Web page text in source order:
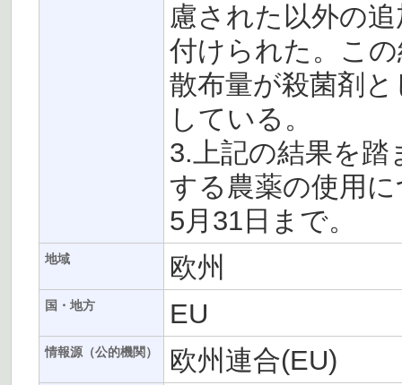
慮された以外の
付けられた。こ
散布量が殺菌剤
している。
3.上記の結果を踏
する農薬の使用
5月31日まで。
地域 欧州
国・地方 EU
情報源（公的機関） 欧州連合(EU)